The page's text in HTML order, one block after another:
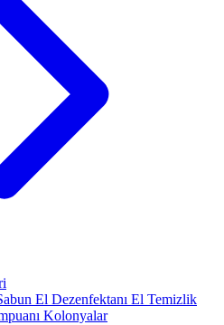
El Dezenfektanı El Temizlik
Kolonyalar